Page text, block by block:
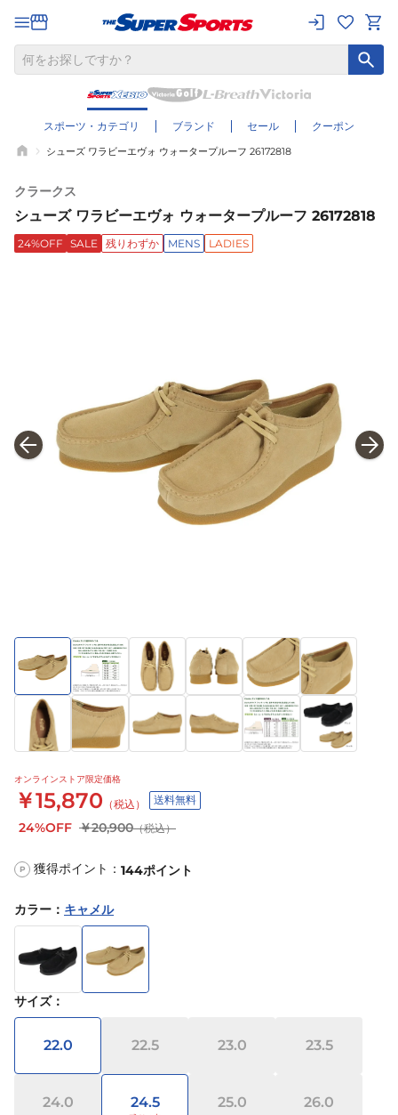
スポーツ・カテゴリ ブランド セール クーポン
シューズ ワラビーエヴォ ウォータープルーフ 26172818
クラークス
シューズ ワラビーエヴォ ウォータープルーフ 26172818
24%OFF SALE 残りわずか MENS LADIES
オンラインストア限定価格
￥15,870 （税込） 送料無料
24%OFF ￥20,900（税込）
P 獲得ポイント： 144ポイント
カラー ： キャメル
サイズ：
22.0 22.5 23.0 23.5
24.0 24.5 25.0 26.0